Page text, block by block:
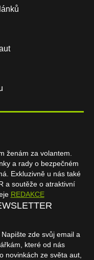
ženám za volantem.
a rady o bezpečném
Exkluzivně u nás také
a soutěže o atraktivní
REDAKCE
zde svůj email a
které od nás
novinkách ze světa aut,